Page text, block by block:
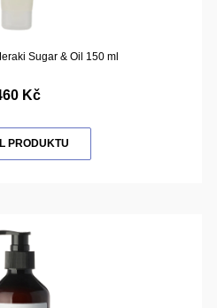
Sugar & Oil 150 ml
Kč
PRODUKTU